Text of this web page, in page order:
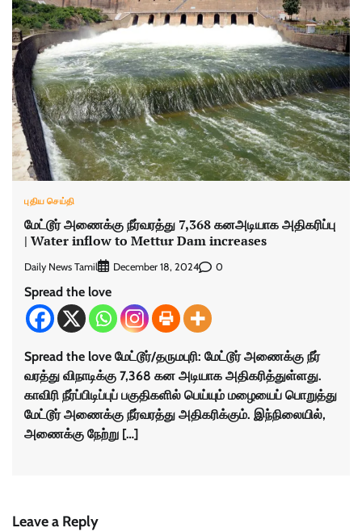
புதிய செய்தி
மேட்​டூர் அணைக்கு நீர்​வரத்து 7,368 கனஅடியாக அதிகரிப்பு
| Water inflow to Mettur Dam increases
Daily News Tamil December 18, 2024 0
Spread the love
Spread the love மேட்​டூர்​/தரு​மபுரி: மேட்​டூர் அணைக்கு நீர்​
வரத்து விநாடிக்கு 7,368 கன அடியாக அதிகரித்​துள்ளது.
காவிரி நீர்ப்​பிடிப்புப் பகுதி​களில் பெய்​யும் மழையைப் பொறுத்து
மேட்​டூர் அணைக்கு நீர்​வரத்து அதிகரிக்​கும். இந்நிலை​யில்,
அணைக்கு நேற்று […]
Leave a Reply